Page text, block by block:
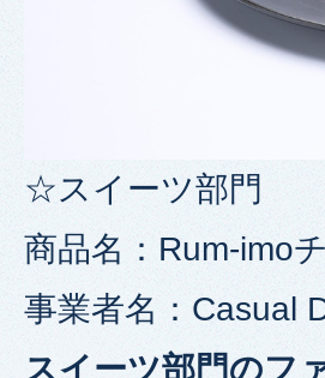
☆スイーツ部門
商品名：Rum-imo
事業者名：Casual
スイーツ部門のフ